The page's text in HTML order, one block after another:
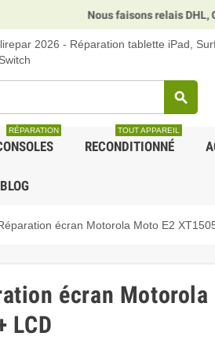
Nous faisons relais DHL, GLS et UPS.
2026 - Réparation tablette iPad,
Switch
search
RÉPARATION
RECONDITIONNÉ
TOUT APPAREIL
BLOG
écran Motorola Moto E2
écran Motorola
LCD